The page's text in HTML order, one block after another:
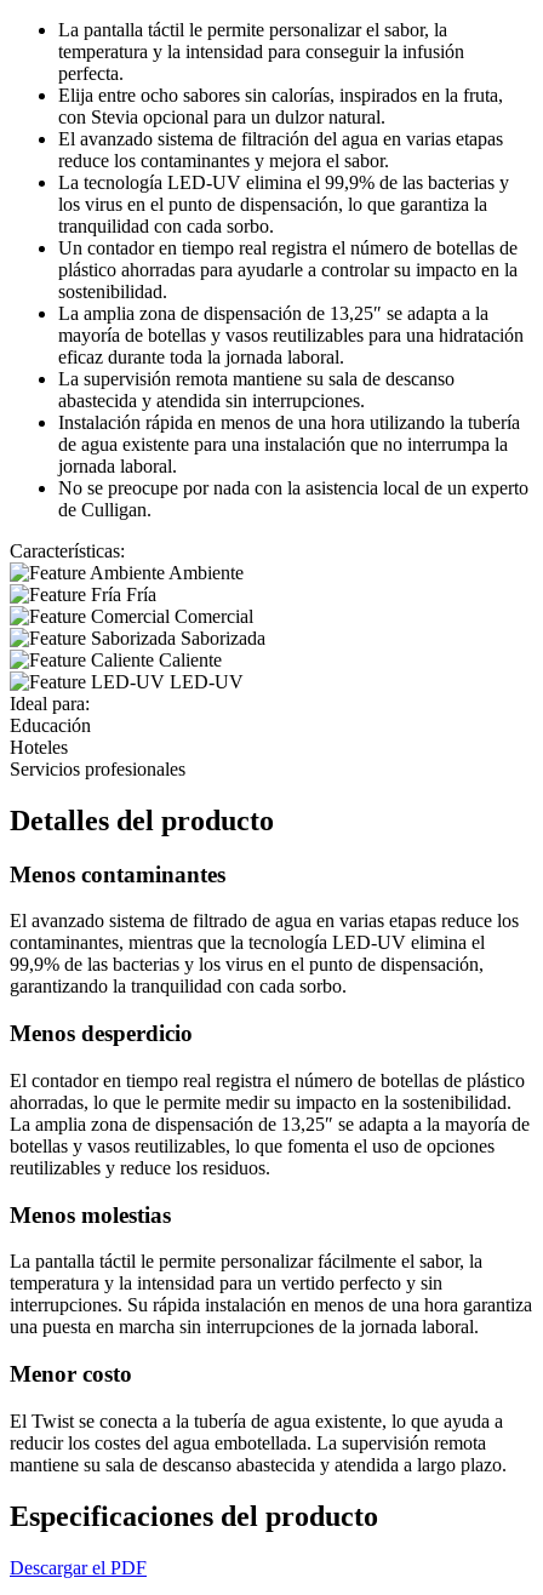
La pantalla táctil le permite personalizar el sabor, la
temperatura y la intensidad para conseguir la infusión
perfecta.
Elija entre ocho sabores sin calorías, inspirados en la fruta,
con Stevia opcional para un dulzor natural.
El avanzado sistema de filtración del agua en varias etapas
reduce los contaminantes y mejora el sabor.
La tecnología LED-UV elimina el 99,9% de las bacterias y
los virus en el punto de dispensación, lo que garantiza la
tranquilidad con cada sorbo.
Un contador en tiempo real registra el número de botellas de
plástico ahorradas para ayudarle a controlar su impacto en la
sostenibilidad.
La amplia zona de dispensación de 13,25″ se adapta a la
mayoría de botellas y vasos reutilizables para una hidratación
eficaz durante toda la jornada laboral.
La supervisión remota mantiene su sala de descanso
abastecida y atendida sin interrupciones.
Instalación rápida en menos de una hora utilizando la tubería
de agua existente para una instalación que no interrumpa la
jornada laboral.
No se preocupe por nada con la asistencia local de un experto
de Culligan.
Características:
Ambiente
Fría
Comercial
Saborizada
Caliente
LED-UV
Ideal para:
Educación
Hoteles
Servicios profesionales
Detalles del producto
Menos contaminantes
El avanzado sistema de filtrado de agua en varias etapas reduce los
contaminantes, mientras que la tecnología LED-UV elimina el
99,9% de las bacterias y los virus en el punto de dispensación,
garantizando la tranquilidad con cada sorbo.
Menos desperdicio
El contador en tiempo real registra el número de botellas de plástico
ahorradas, lo que le permite medir su impacto en la sostenibilidad.
La amplia zona de dispensación de 13,25″ se adapta a la mayoría de
botellas y vasos reutilizables, lo que fomenta el uso de opciones
reutilizables y reduce los residuos.
Menos molestias
La pantalla táctil le permite personalizar fácilmente el sabor, la
temperatura y la intensidad para un vertido perfecto y sin
interrupciones. Su rápida instalación en menos de una hora garantiza
una puesta en marcha sin interrupciones de la jornada laboral.
Menor costo
El Twist se conecta a la tubería de agua existente, lo que ayuda a
reducir los costes del agua embotellada. La supervisión remota
mantiene su sala de descanso abastecida y atendida a largo plazo.
Especificaciones del producto
Descargar el PDF